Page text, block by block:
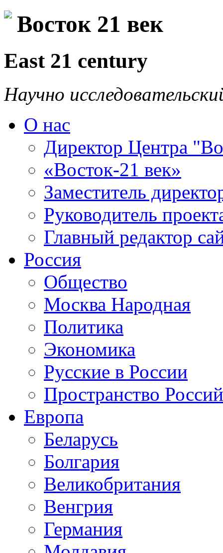
Восток 21 век
East 21 century
Научно
О нас
Директор Центра
«Восток-21 век»
Заместитель
Руководитель
Главный редактор
Россия
Общество
Москва Народная
Политика
Экономика
Русские в России
Пространство
Европа
Беларусь
Болгария
Великобритания
Венгрия
Германия